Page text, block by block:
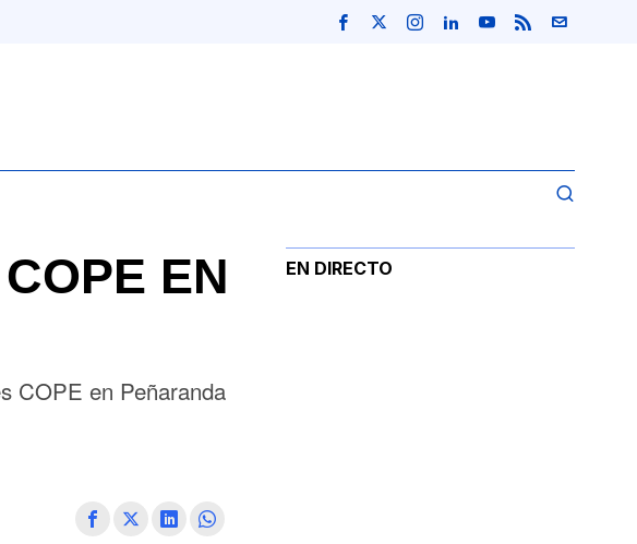
EN
COPE en Peñaranda
EN DIRECTO